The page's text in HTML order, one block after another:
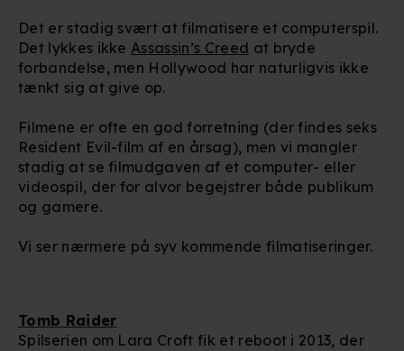
Det er stadig svært at filmatisere et computerspil.
Det lykkes ikke Assassin’s Creed at bryde
forbandelse, men Hollywood har naturligvis ikke
tænkt sig at give op.
Filmene er ofte en god forretning (der findes seks
Resident Evil-film af en årsag), men vi mangler
stadig at se filmudgaven af et computer- eller
videospil, der for alvor begejstrer både publikum
og gamere.
Vi ser nærmere på syv kommende filmatiseringer.
Tomb Raider
Spilserien om Lara Croft fik et reboot i 2013, der